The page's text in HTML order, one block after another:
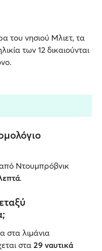
του νησιού Μλιετ, τα
των 12 δικαιούνται
Ντουμπρόβνικ
.
στα λιμάνια
στα 29 ναυτικά